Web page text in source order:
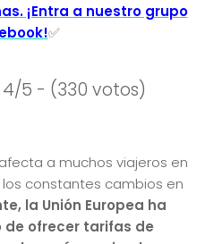
¡Entra a nuestro grupo
✅
4/5 - (330 votos)
a muchos viajeros en
constantes cambios en
la Unión Europea ha
de ofrecer tarifas de